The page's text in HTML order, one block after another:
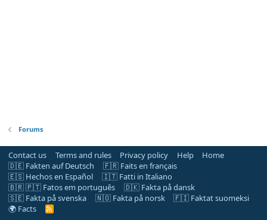
Forums
Contact us Terms and rules Privacy policy Help
Home
🇩🇪 Fakten auf Deutsch
🇫🇷 Faits en français
🇪🇸 Hechos en Español
🇮🇹 Fatti in Italiano
🇧🇷 🇵🇹 Fatos em português
🇩🇰 Fakta på dansk
🇸🇪 Fakta på svenska
🇳🇴 Fakta på norsk
🇫🇮 Faktat suomeksi
🌍 Facts
R